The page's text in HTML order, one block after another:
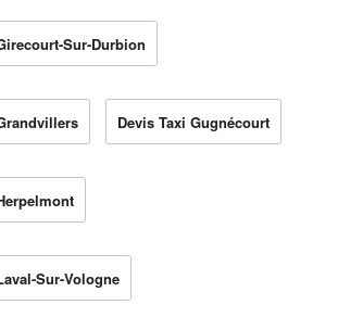
Sur-Durbion
Devis Taxi Gugnécourt
Sur-Vologne